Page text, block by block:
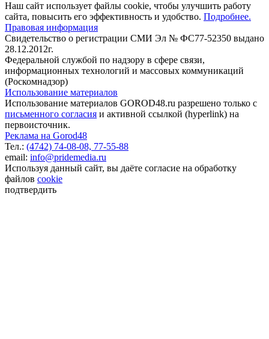
Наш сайт использует файлы cookie, чтобы улучшить работу
сайта, повысить его эффективность и удобство. Подробнее.
Правовая информация
Свидетельство о регистрации СМИ Эл № ФС77-52350 выдано
28.12.2012г.
Федеральной службой по надзору в сфере связи,
информационных технологий и массовых коммуникаций
(Роскомнадзор)
Использование материалов
Использование материалов GOROD48.ru разрешено только с
письменного согласия и активной ссылкой (hyperlink) на
первоисточник.
Реклама на Gorod48
Тел.: (4742) 74-08-08, 77-55-88
email: info@pridemedia.ru
Используя данный сайт, вы даёте согласие на обработку
файлов cookie
подтвердить